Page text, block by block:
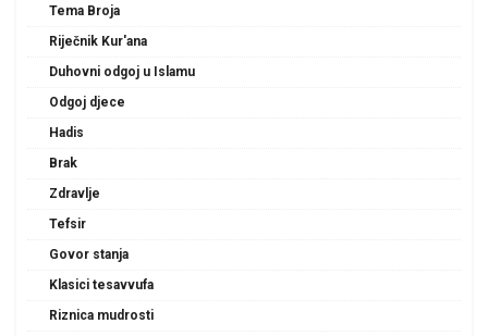
Tema Broja
Riječnik Kur'ana
Duhovni odgoj u Islamu
Odgoj djece
Hadis
Brak
Zdravlje
Tefsir
Govor stanja
Klasici tesavvufa
Riznica mudrosti